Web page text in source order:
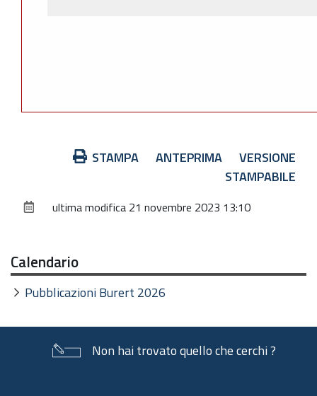
STAMPA ANTEPRIMA
VERSIONE
STAMPABILE
ultima modifica 21 novembre 2023 13:10
Calendario
Pubblicazioni Burert 2026
Non hai trovato quello che cerchi ?